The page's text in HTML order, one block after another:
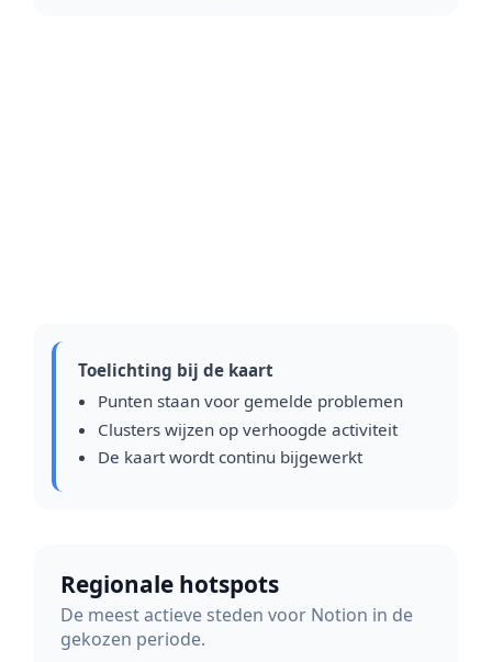
Toelichting bij de kaart
Punten staan voor gemelde problemen
Clusters wijzen op verhoogde activiteit
De kaart wordt continu bijgewerkt
Regionale hotspots
De meest actieve steden voor Notion in de
gekozen periode.